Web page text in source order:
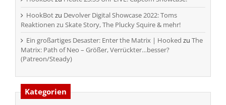
HookBotzu Devolver Digital Showcase 2022: Toms
Reaktionen zu Skate Story, The Plucky Squire & mehr!
Ein großartiges Desaster: Enter the Matrix | Hooked zu The
Matrix: Path of Neo – Größer, Verrückter…besser?
(Patreon/Steady)
Kategorien